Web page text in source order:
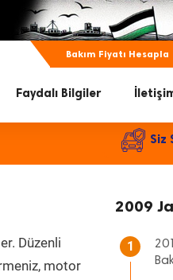
Bakım Fiyatı Hesapla
Faydalı Bilgiler
Siz
Düzenli
motor
2009
1